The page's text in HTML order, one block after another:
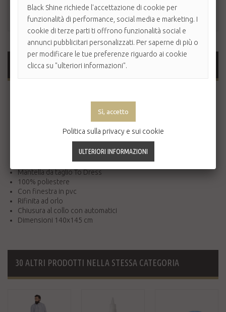
MAGGIORI INFORMAZIONI
con grafiche mai viste. Ogni mantella To Dress si presenta
con una confezione più curata ed elegante, realizzata in PVC
trasparente la quale permette inoltre di poter testare il
tessuto delle mantelle attraverso un piccolo foro sul lato
Mantella da taglio To Dress
100% poliestere
Con finestra in pvc
Rifinita ad orlo
Chiusura al collo con automatici
Dimensioni 140x145 cm
30 ALTRI PRODOTTI NELLA STESSA CATEGORIA
Black Shine richiede l'accettazione di cookie per
funzionalità di performance, social media e marketing. I
cookie di terze parti ti offrono funzionalità social e
annunci pubblicitari personalizzati. Per saperne di più o
per modificare le tue preferenze riguardo ai cookie
clicca su "ulteriori informazioni".
Politica sulla privacy e sui cookie